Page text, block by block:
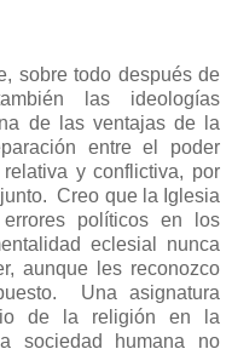
sobre todo después de
las ideologías
de las ventajas de la
entre el poder
y conflictiva, por
Creo que la Iglesia
políticos en los
eclesial nunca
aunque les reconozco
Una asignatura
de la religión en la
sociedad humana no